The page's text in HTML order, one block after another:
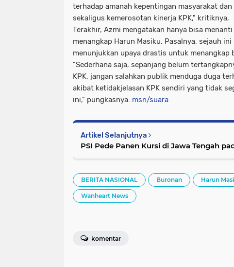
terhadap amanah kepentingan masyarakat dan
sekaligus kemerosotan kinerja KPK," kritiknya,
Terakhir, Azmi mengatakan hanya bisa
menangkap Harun Masiku. Pasalnya, sejauh
menunjukkan upaya drastis untuk menangkap
"Sederhana saja, sepanjang belum
KPK, jangan salahkan publik menduga duga
akibat ketidakjelasan KPK sendiri yang tidak
ini," pungkasnya. msn/suara
Artikel Selanjutnya
PSI Pede Panen Kursi di Jawa Tengah
BERITA NASIONAL Buronan Harun
Wanheart News
komentar